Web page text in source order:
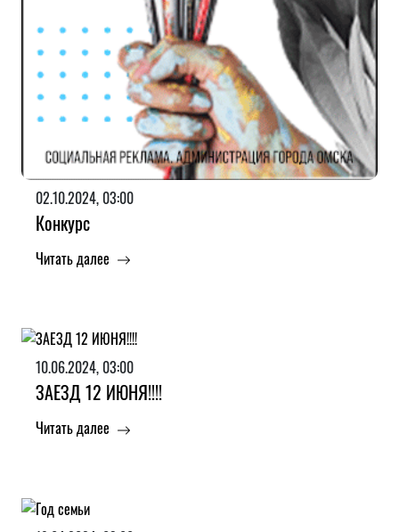
02.10.2024, 03:00
Конкурс
Читать далее
10.06.2024, 03:00
ЗАЕЗД 12 ИЮНЯ!!!!
Читать далее